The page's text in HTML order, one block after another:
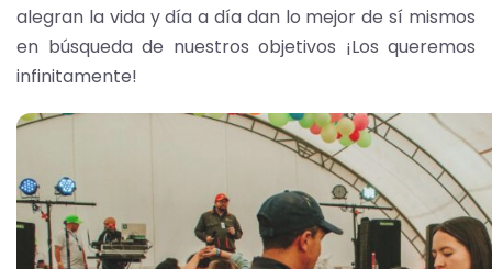
alegran la vida y día a día dan lo mejor de sí mismos
en búsqueda de nuestros objetivos ¡Los queremos
infinitamente!